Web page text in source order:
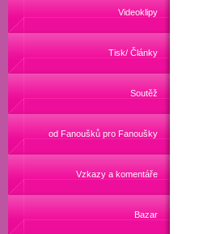
Videoklipy
Tisk/ Články
Soutěž
od Fanoušků pro Fanoušky
Vzkazy a komentáře
Bazar